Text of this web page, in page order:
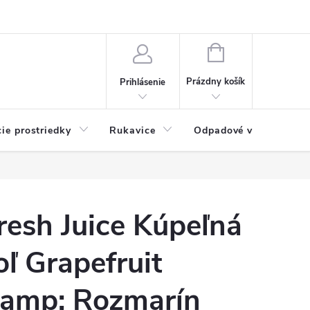
Prihlásenie
NÁKUPNÝ
Prázdny košík
prostriedky Rukavice Odpadové vrecia
Juice Kúpeľná
Grapefruit
Rozmarín